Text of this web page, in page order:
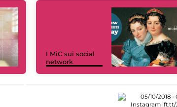
I MiC sui social
network